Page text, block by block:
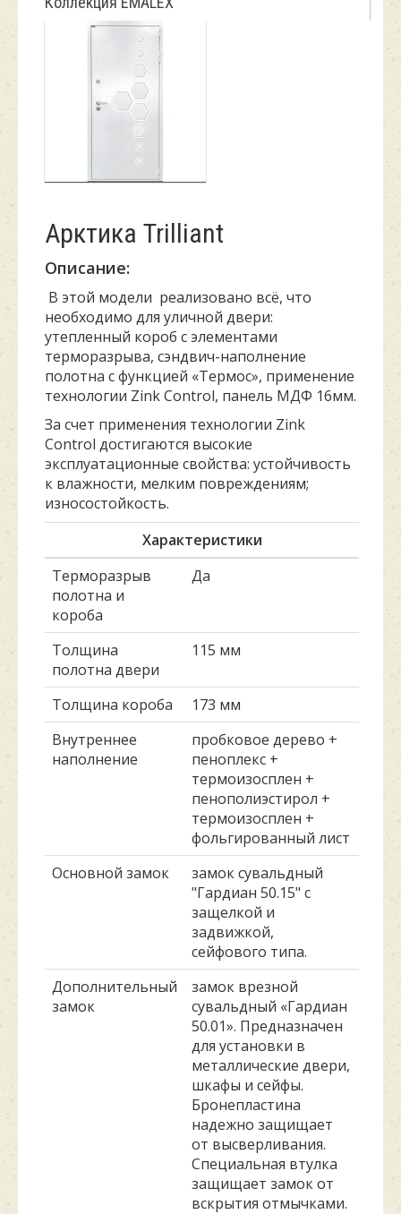
Арктика Trilliant
Описание:
В этой модели реализовано всё, что
необходимо для уличной двери:
утепленный короб с элементами
терморазрыва, сэндвич-наполнение
полотна с функцией «Термос», применение
технологии Zink Control, панель МДФ 16мм.
За счет применения технологии Zink
Control достигаются высокие
эксплуатационные свойства: устойчивость
к влажности, мелким повреждениям;
износостойкость.
Характеристики
Терморазрыв
полотна и
короба
Да
Толщина
полотна двери
115 мм
Толщина короба
173 мм
Внутреннее
наполнение
пробковое дерево +
пеноплекс +
термоизосплен +
пенополиэстирол +
термоизосплен +
фольгированный лист
Основной замок
замок сувальдный
"Гардиан 50.15" с
защелкой и
задвижкой,
сейфового типа.
Дополнительный
замок
замок врезной
сувальдный «Гардиан
50.01». Предназначен
для установки в
металлические двери,
шкафы и сейфы.
Бронепластина
надежно защищает
от высверливания.
Специальная втулка
защищает замок от
вскрытия отмычками.